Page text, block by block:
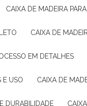
CAIXA DE MADEIRA
CAIXA DE
EM DETALHES
E USO CAIXA DE
DURABILIDADE